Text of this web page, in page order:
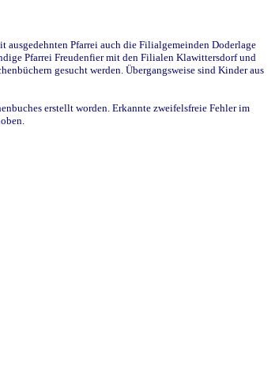
Pfarrei auch die Filialgemeinden Doderlage
Pfarrei Freudenfier mit den Filialen Klawittersdorf und
gesucht werden. Übergangsweise sind Kinder aus
erstellt worden. Erkannte zweifelsfreie Fehler im